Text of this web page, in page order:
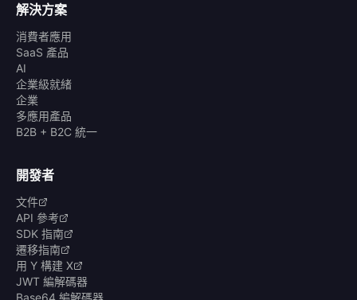
解決方案
消費者應用
SaaS 產品
AI
企業級就緒
企業
多應用產品
B2B + B2C 統一
開發者
文件
API 參考
SDK 指南
遷移指南
用 Y 構建 X
JWT 編解碼器
Base64 編解碼器